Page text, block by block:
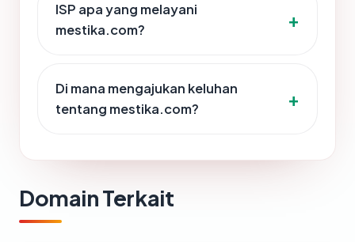
ISP apa yang melayani
mestika.com?
Di mana mengajukan keluhan
tentang mestika.com?
Domain Terkait